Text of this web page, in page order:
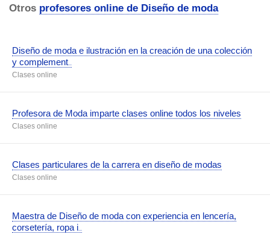
Otros profesores online de Diseño de moda
Diseño de moda e ilustración en la creación de una colección
y complement
Clases online
Profesora de Moda imparte clases online todos los niveles
Clases online
Clases particulares de la carrera en diseño de modas
Clases online
Maestra de Diseño de moda con experiencia en lencería,
corsetería, ropa i